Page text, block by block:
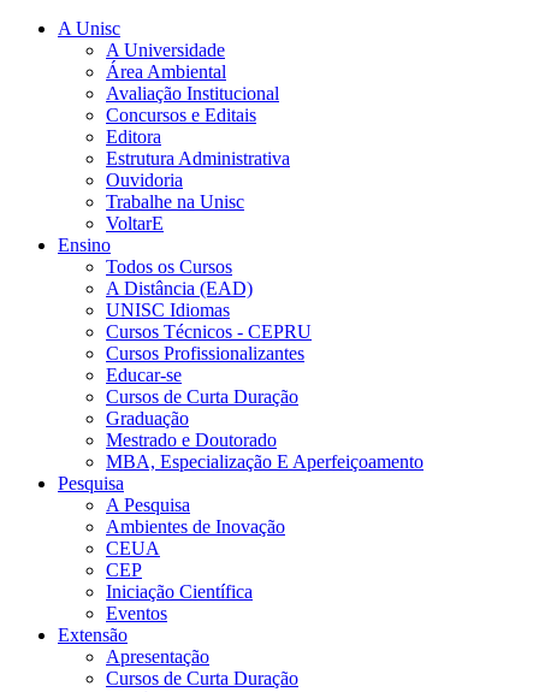
A Unisc
A Universidade
Área Ambiental
Avaliação Institucional
Concursos e Editais
Editora
Estrutura Administrativa
Ouvidoria
Trabalhe na Unisc
VoltarE
Ensino
Todos os Cursos
A Distância (EAD)
UNISC Idiomas
Cursos Técnicos - CEPRU
Cursos Profissionalizantes
Educar-se
Cursos de Curta Duração
Graduação
Mestrado e Doutorado
MBA, Especialização E Aperfeiçoamento
Pesquisa
A Pesquisa
Ambientes de Inovação
CEUA
CEP
Iniciação Científica
Eventos
Extensão
Apresentação
Cursos de Curta Duração